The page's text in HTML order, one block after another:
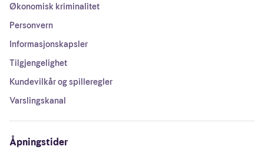
Økonomisk kriminalitet
Personvern
Informasjonskapsler
Tilgjengelighet
Kundevilkår og spilleregler
Varslingskanal
Åpningstider